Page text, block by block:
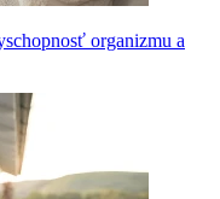
organizmu a